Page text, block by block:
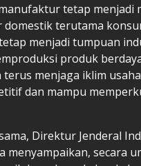
tetap
domestik terutama
menjadi tumpuan
produk
terus menjaga iklim
dan mampu
Direktur Jenderal
menyampaikan, secara